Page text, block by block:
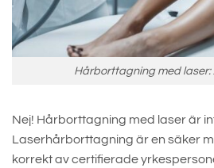
Hårborttagning med laser:
Nej! Hårborttagning med laser är
Laserhårborttagning är en säker
korrekt av certifierade